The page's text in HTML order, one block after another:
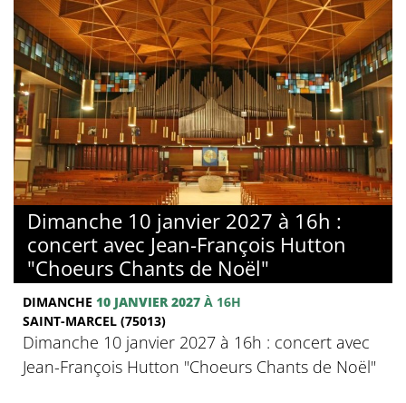
Dimanche 10 janvier 2027 à 16h :
concert avec Jean-François Hutton
"Choeurs Chants de Noël"
DIMANCHE 10 JANVIER 2027 À 16H
SAINT-MARCEL (75013)
Dimanche 10 janvier 2027 à 16h : concert avec
Jean-François Hutton "Choeurs Chants de Noël"